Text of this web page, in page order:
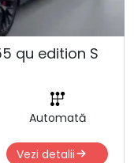
qu edition S
Automată
Vezi detalii